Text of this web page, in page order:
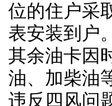
位的住户采
表安装到户
其余油卡因
油、加柴油
违反四风问